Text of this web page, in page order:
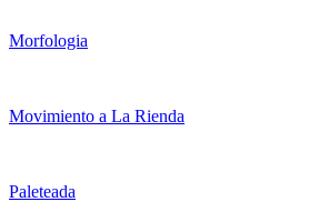
Morfologia
Movimiento a La Rienda
Paleteada